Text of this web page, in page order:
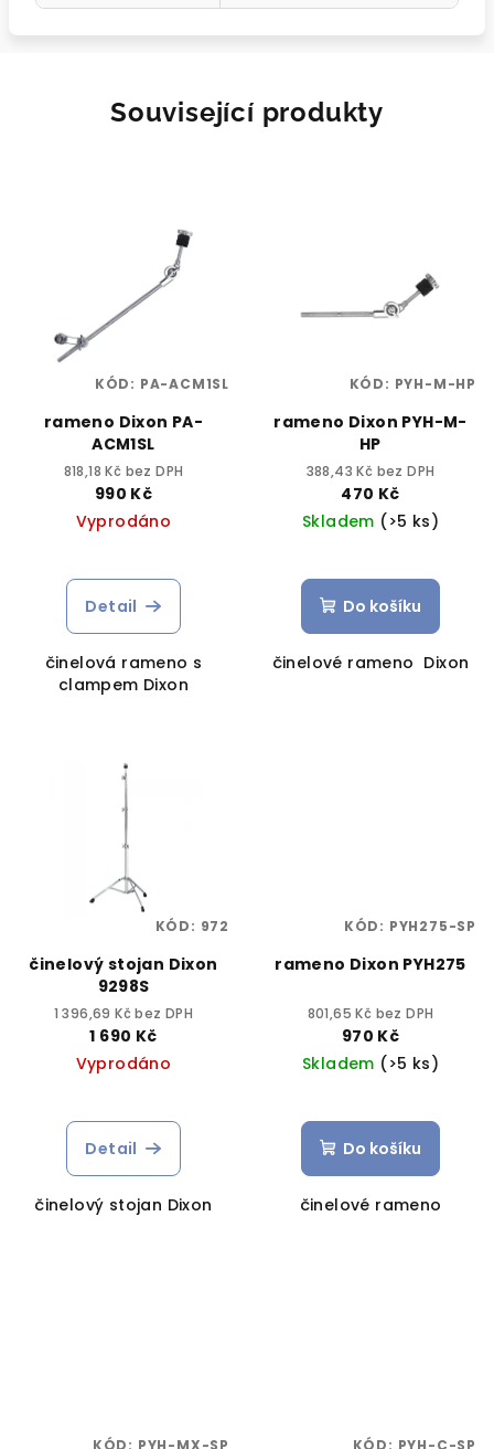
Související produkty
rameno Dixon PA-
ACM1SL
818,18 Kč bez DPH
990 Kč
Vyprodáno
Detail
činelová rameno s
clampem Dixon
KÓD: PA-ACM1SL
rameno Dixon PYH-M-
HP
388,43 Kč bez DPH
470 Kč
Skladem (>5 ks)
Do košíku
činelové rameno Dixon
KÓD: PYH-M-HP
činelový stojan Dixon
9298S
1 396,69 Kč bez DPH
1 690 Kč
Vyprodáno
Detail
činelový stojan Dixon
KÓD: 972
rameno Dixon PYH275
801,65 Kč bez DPH
970 Kč
Skladem (>5 ks)
Do košíku
činelové rameno
KÓD: PYH275-SP
KÓD: PYH-MX-SP KÓD: PYH-C-SP